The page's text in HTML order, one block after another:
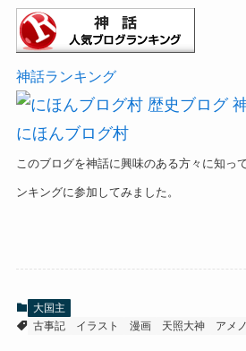
神話ランキング
にほんブログ村
このブログを神話に興味のある方々に知っ
ンキングに参加してみました。
大国主
古事記
イラスト 漫画 天照大神 アメ